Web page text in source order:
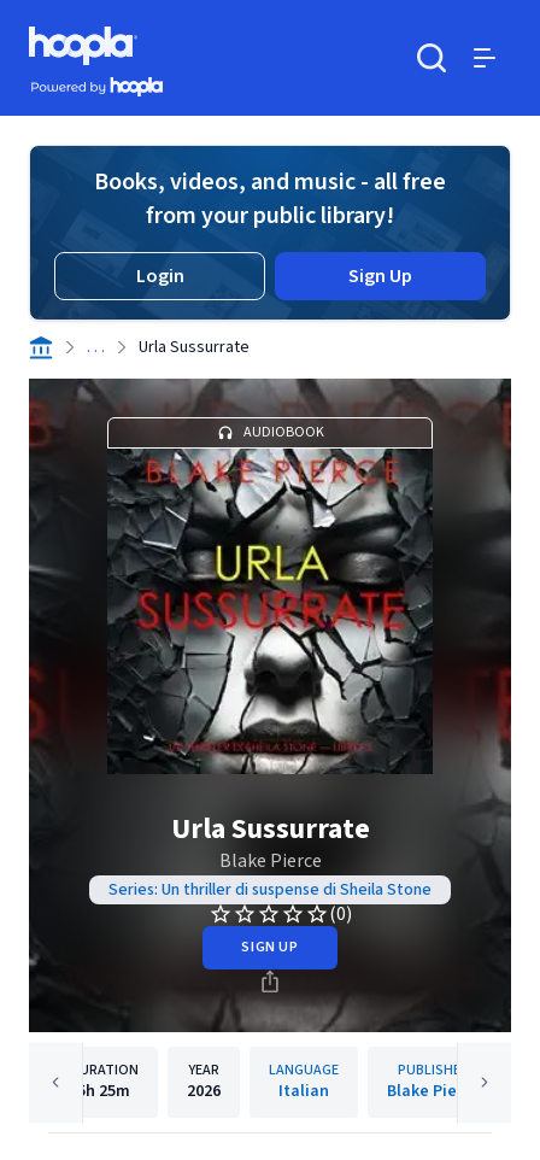
Skip to main content
Hoopla logo
Powered by Hoopla
Books, videos, and music - all free
from your public library!
Login Sign Up
. . . Urla Sussurrate
AUDIOBOOK
Urla Sussurrate
Blake Pierce
Series: Un thriller di suspense di Sheila Stone
(0)
SIGN UP
DURATION
5h 25m
YEAR
2026
LANGUAGE
Italian
PUBLISHER
Blake Pierce